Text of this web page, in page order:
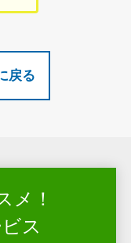
戻る
メ！
ス